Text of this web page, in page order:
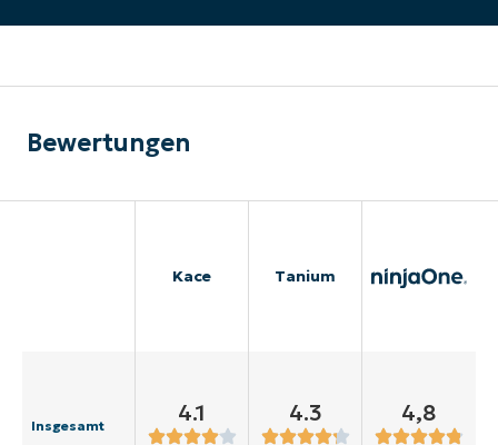
Bewertungen
Kace Tanium
Insgesamt 4.1 4.3 4,8